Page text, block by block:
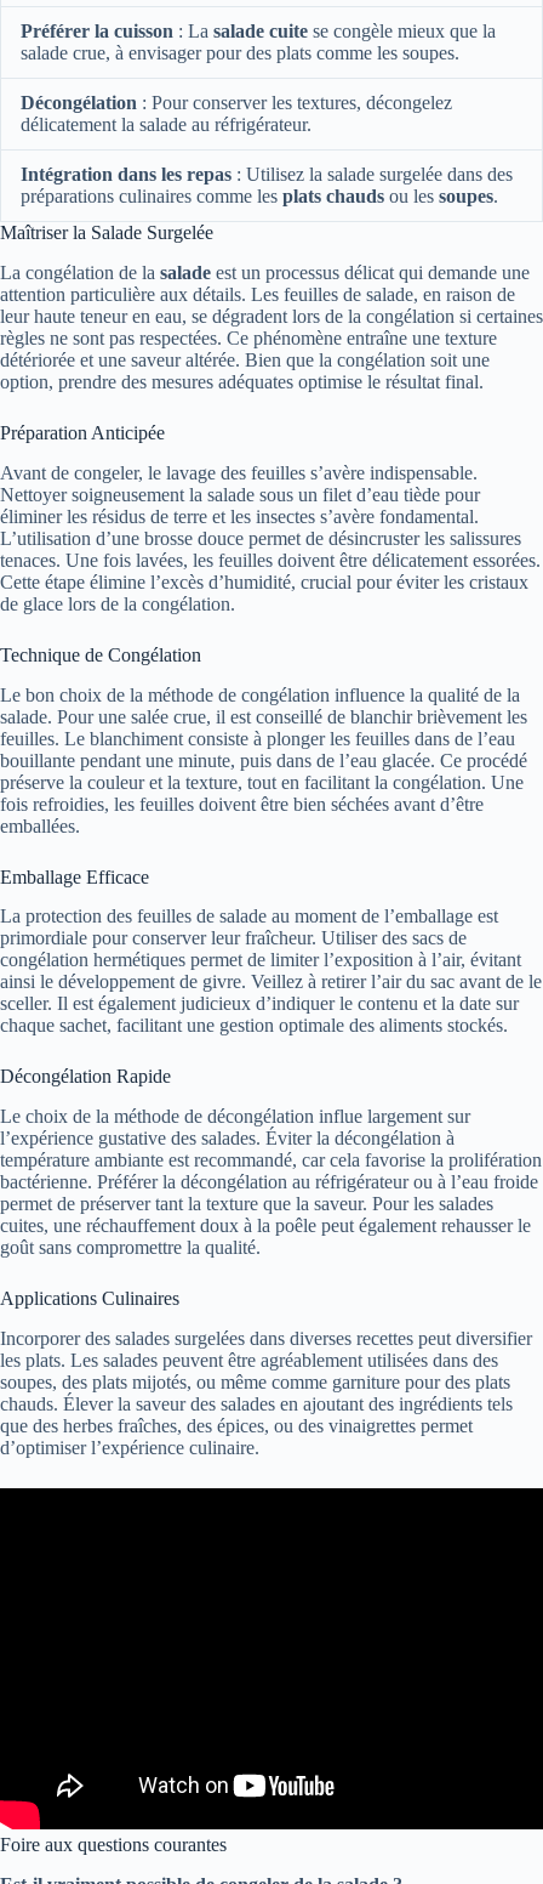
Préférer la cuisson : La salade cuite se congèle mieux que la
salade crue, à envisager pour des plats comme les soupes.
Décongélation : Pour conserver les textures, décongelez
délicatement la salade au réfrigérateur.
Intégration dans les repas : Utilisez la salade surgelée dans des
préparations culinaires comme les plats chauds ou les soupes.
Maîtriser la Salade Surgelée
La congélation de la salade est un processus délicat qui demande une
attention particulière aux détails. Les feuilles de salade, en raison de
leur haute teneur en eau, se dégradent lors de la congélation si certaines
règles ne sont pas respectées. Ce phénomène entraîne une texture
détériorée et une saveur altérée. Bien que la congélation soit une
option, prendre des mesures adéquates optimise le résultat final.
Préparation Anticipée
Avant de congeler, le lavage des feuilles s’avère indispensable.
Nettoyer soigneusement la salade sous un filet d’eau tiède pour
éliminer les résidus de terre et les insectes s’avère fondamental.
L’utilisation d’une brosse douce permet de désincruster les salissures
tenaces. Une fois lavées, les feuilles doivent être délicatement essorées.
Cette étape élimine l’excès d’humidité, crucial pour éviter les cristaux
de glace lors de la congélation.
Technique de Congélation
Le bon choix de la méthode de congélation influence la qualité de la
salade. Pour une salée crue, il est conseillé de blanchir brièvement les
feuilles. Le blanchiment consiste à plonger les feuilles dans de l’eau
bouillante pendant une minute, puis dans de l’eau glacée. Ce procédé
préserve la couleur et la texture, tout en facilitant la congélation. Une
fois refroidies, les feuilles doivent être bien séchées avant d’être
emballées.
Emballage Efficace
La protection des feuilles de salade au moment de l’emballage est
primordiale pour conserver leur fraîcheur. Utiliser des sacs de
congélation hermétiques permet de limiter l’exposition à l’air, évitant
ainsi le développement de givre. Veillez à retirer l’air du sac avant de le
sceller. Il est également judicieux d’indiquer le contenu et la date sur
chaque sachet, facilitant une gestion optimale des aliments stockés.
Décongélation Rapide
Le choix de la méthode de décongélation influe largement sur
l’expérience gustative des salades. Éviter la décongélation à
température ambiante est recommandé, car cela favorise la prolifération
bactérienne. Préférer la décongélation au réfrigérateur ou à l’eau froide
permet de préserver tant la texture que la saveur. Pour les salades
cuites, une réchauffement doux à la poêle peut également rehausser le
goût sans compromettre la qualité.
Applications Culinaires
Incorporer des salades surgelées dans diverses recettes peut diversifier
les plats. Les salades peuvent être agréablement utilisées dans des
soupes, des plats mijotés, ou même comme garniture pour des plats
chauds. Élever la saveur des salades en ajoutant des ingrédients tels
que des herbes fraîches, des épices, ou des vinaigrettes permet
d’optimiser l’expérience culinaire.
Foire aux questions courantes